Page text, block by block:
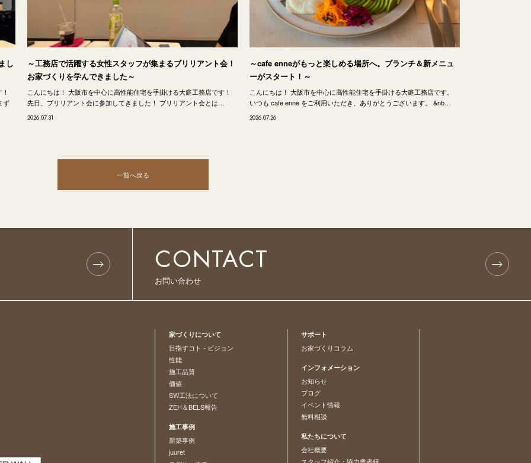
し
ず
～工務店で活躍する女性スタッフが集まるブリリアント会！
お家づくりを学んできました～
こんにちは！ 大阪市を中心に高性能住宅を手掛ける大庭工務店です！
先日、ブリリアント会に参加してきました！ ブリリアント会とは…
2026.07.31
～cafe enneがもっと楽しめる場所へ。ブランチ＆新メニュ
ーがスタート！～
こんにちは！ 大阪市を中心に高性能住宅を手掛ける大庭工務店です。
いつも cafe enne をご利用いただき、ありがとうございます。 &nb…
2026.07.26
一覧へ戻る
CONTACT
お問い合わせ
家づくりについて
目指すコト - ビジョン
性能
施工品質
価値
SW工法について
ZEH＆BELS報告
施工事例
新築事例
juuret
サポート
お家づくりコラム
インフォメーション
お知らせ
ブログ
イベント情報
無料相談
私たちについて
会社概要
スタッフ紹介・協力業者様